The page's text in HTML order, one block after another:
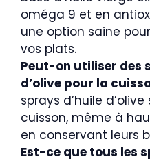
oméga 9 et en
une option saine
vos plats.
Peut-on utiliser des
d’olive pour la
sprays d’huile
cuisson, même à
en conservant leurs
Est-ce que tous les